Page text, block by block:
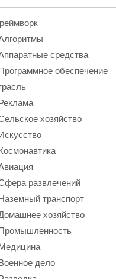
средства
обеспечение
хозяйство
развлечений
транспорт
хозяйство
дело